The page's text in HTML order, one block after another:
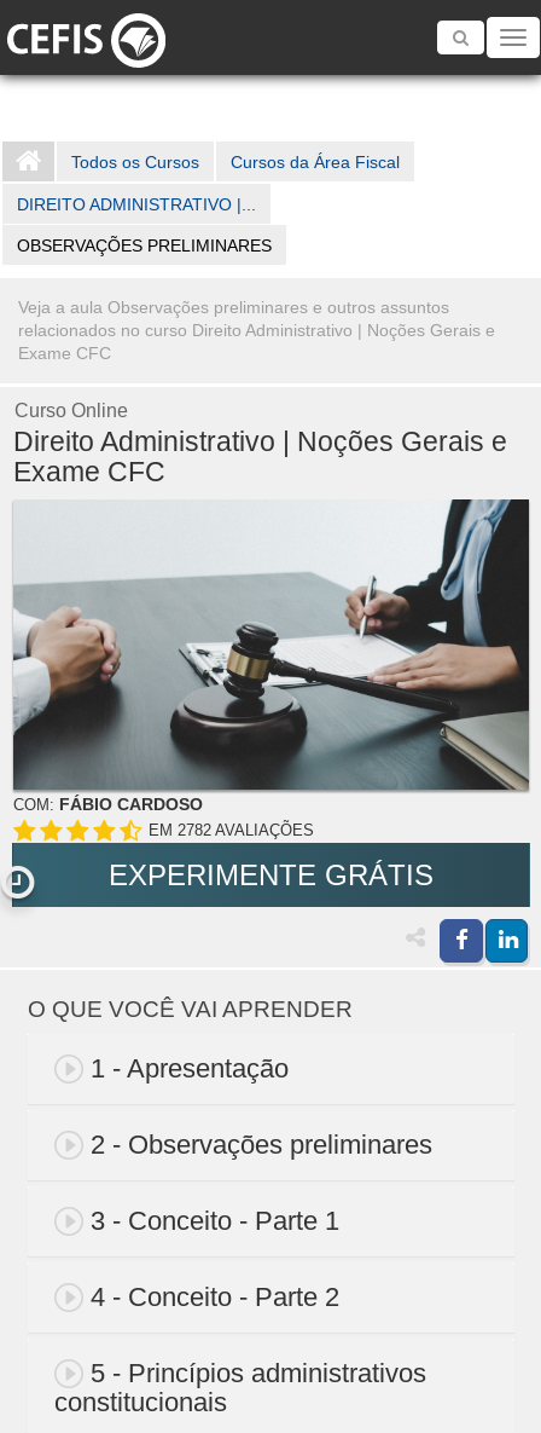
Toggle
Todos os Cursos Cursos da Área Fiscal
DIREITO ADMINISTRATIVO |...
OBSERVAÇÕES PRELIMINARES
Veja a aula Observações preliminares e outros assuntos
relacionados no curso Direito Administrativo | Noções Gerais e
Exame CFC
Curso Online
Direito Administrativo | Noções Gerais e
Exame CFC
COM: FÁBIO CARDOSO
EM 2782 AVALIAÇÕES
EXPERIMENTE GRÁTIS
O QUE VOCÊ VAI APRENDER
1 - Apresentação
2 - Observações preliminares
3 - Conceito - Parte 1
4 - Conceito - Parte 2
5 - Princípios administrativos
constitucionais